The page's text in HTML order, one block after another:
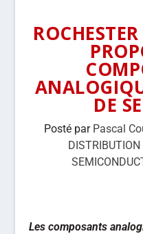
DE
Posté par Pascal
DISTRIBUTION
Les composants